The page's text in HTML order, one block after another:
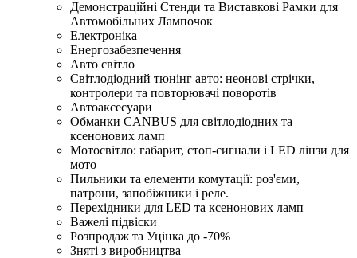
Демонстраційні Стенди та Виставкові Рамки для
Автомобільних Лампочок
Електроніка
Енергозабезпечення
Авто світло
Світлодіодний тюнінг авто: неонові стрічки,
контролери та повторювачі поворотів
Автоаксесуари
Обманки CANBUS для світлодіодних та
ксенонових ламп
Мотосвітло: габарит, стоп-сигнали і LED лінзи для
мото
Пильники та елементи комутації: роз'єми,
патрони, запобіжники і реле.
Перехідники для LED та ксенонових ламп
Важелі підвіски
Розпродаж та Уцінка до -70%
Зняті з виробництва